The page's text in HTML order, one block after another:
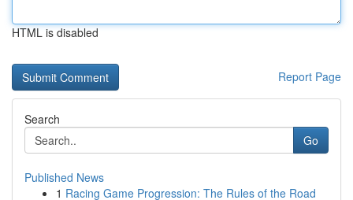
HTML is disabled
Report Page
Search
Go
Published News
1 Racing Game Progression: The Rules of the Road